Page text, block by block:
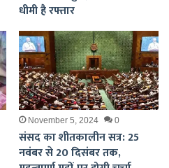
धीमी है रफ्तार
November 5, 2024 0
संसद का शीतकालीन सत्र: 25
नवंबर से 20 दिसंबर तक,